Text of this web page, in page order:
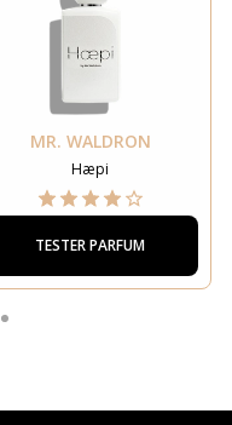
MR. WALDRON
Hæpi
TESTER PARFUM